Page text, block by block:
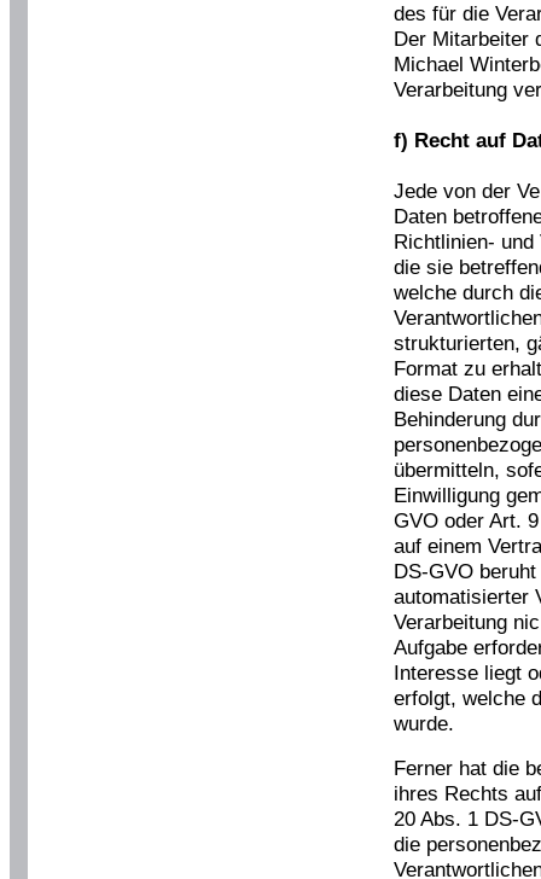
des für die
Der Mitarbeiter
Michael
Verarbeitung
f) Recht auf
Jede von der
Daten
Richtlinien- und
die sie
welche durch
strukturierten,
Format zu
diese Daten
Behinderung
übermitteln,
Einwilligung
GVO oder Art.
auf einem
DS-GVO
automatisierter
Verarbeitung
Aufgabe
Interesse liegt
erfolgt, welche
wurde.
Ferner hat die
ihres Rechts
20 Abs. 1 DS-
die